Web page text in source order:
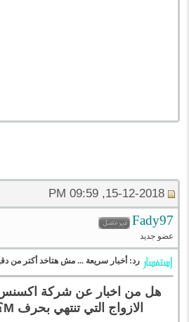
15-12-2018, 09:59 PM
Fady97
عضو جديد
رد: أخبار سريعة ... مش هتاخد أكتر من
هل من اخبار عن شركة
الازواج التي تنتهي بحرف M؟